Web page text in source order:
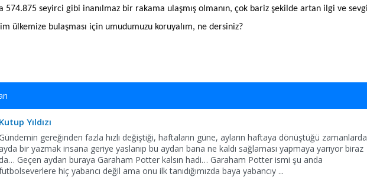
574.875 seyirci gibi inanılmaz bir rakama ulaşmış olmanın, çok bariz şekilde artan ilgi ve
ülkemize bulaşması için umudumuzu koruyalım, ne dersiniz?
Kutup Yıldızı
Gündemin gereğinden fazla hızlı değiştiği, haftaların güne, ayların haftaya dönüştüğü zamanlarda
bir yazmak insana geriye yaslanıp bu aydan bana ne kaldı sağlaması yapmaya yarıyor biraz
da… Geçen aydan buraya Garaham Potter kalsın hadi… Garaham Potter ismi şu anda
hiç yabancı değil ama onu ilk tanıdığımızda baya yabancıy ...